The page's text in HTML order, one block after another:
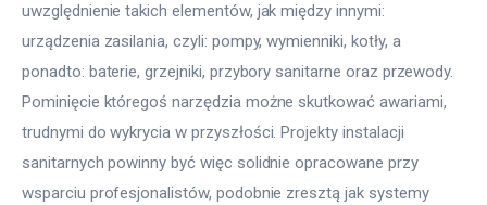
uwzględnienie takich elementów, jak między innymi:
urządzenia zasilania, czyli: pompy, wymienniki, kotły, a
ponadto: baterie, grzejniki, przybory sanitarne oraz przewody.
Pominięcie któregoś narzędzia możne skutkować awariami,
trudnymi do wykrycia w przyszłości. Projekty instalacji
sanitarnych powinny być więc solidnie opracowane przy
wsparciu profesjonalistów, podobnie zresztą jak systemy